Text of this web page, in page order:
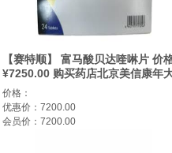
【赛特顺】 富马酸贝达喹啉片 价
¥7250.00 购买药店北京美信康年
房 适应症耐多药肺结核
价格：
优惠价：7200.00
会员价：7200.00